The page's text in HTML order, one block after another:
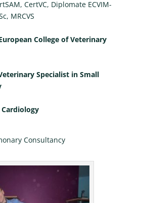
CertVC, Diplomate ECVIM-
MRCVS
College of Veterinary
Specialist in Small
Consultancy